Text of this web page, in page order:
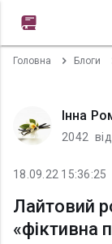
Головна Блоги
Інна
2042
18.09.22 15:36:25
Лайтовий
«фіктивна